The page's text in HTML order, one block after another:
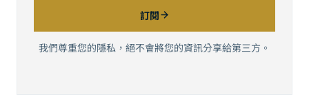
訂閱
我們尊重您的隱私，絕不會將您的資訊分享給第三方。